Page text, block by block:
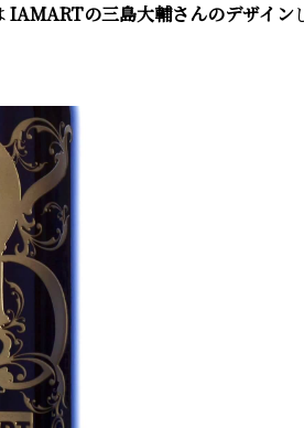
IAMARTの三島大輔さんのデザイン